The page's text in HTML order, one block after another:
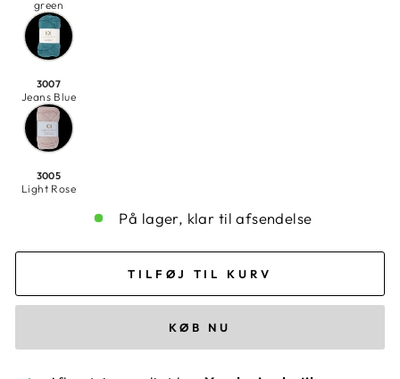
green
3007
Jeans Blue
3005
Light Rose
På lager, klar til afsendelse
TILFØJ TIL KURV
KØB NU